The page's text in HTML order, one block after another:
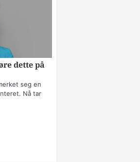
dette på
seg en
Nå tar